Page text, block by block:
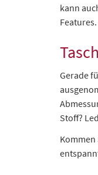
kann
Gerade
Stoff?